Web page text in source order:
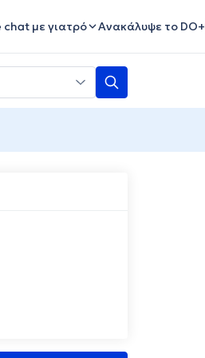
chat με γιατρό Ανακάλυψε το DO+